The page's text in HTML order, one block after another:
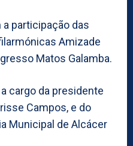
participação das
Amizade
Matos Galamba.
cargo da presidente
Campos, e do
Municipal de Alcácer